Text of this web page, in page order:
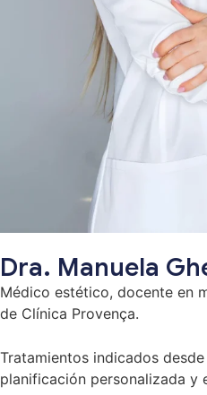
Dra. Manuela
Médico estético, docente en
de Clínica Provença.
Tratamientos indicados
planificación personalizada y